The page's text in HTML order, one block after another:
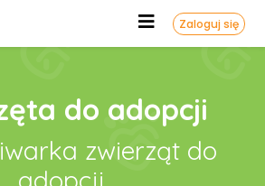
Zaloguj się
do adopcji
zwierząt do